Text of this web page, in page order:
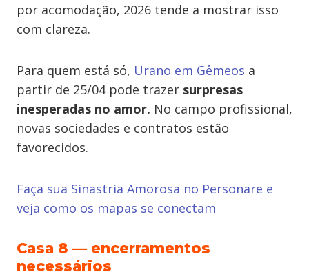
por acomodação, 2026 tende a mostrar isso
com clareza.
Para quem está só, Urano em Gêmeos a
partir de 25/04 pode trazer surpresas
inesperadas no amor. No campo profissional,
novas sociedades e contratos estão
favorecidos.
Faça sua Sinastria Amorosa no Personare e
veja como os mapas se conectam
Casa 8 — encerramentos
necessários